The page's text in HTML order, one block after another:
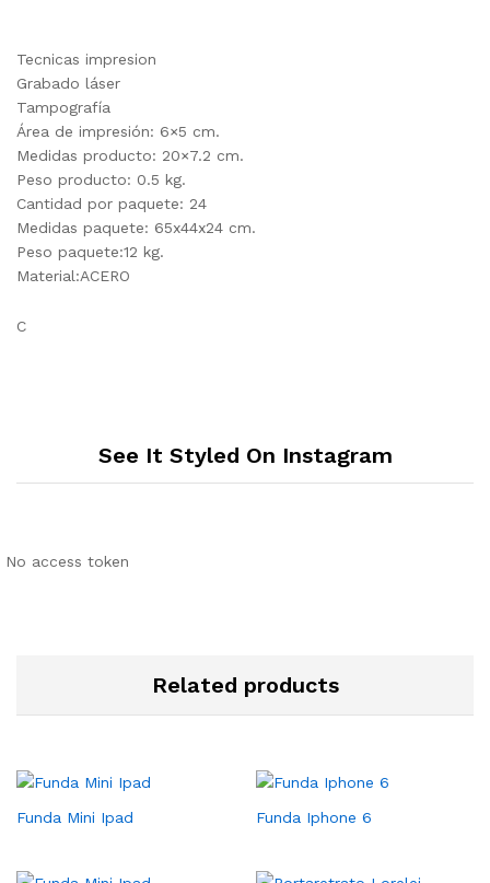
Tecnicas impresion
Grabado láser
Tampografía
Área de impresión: 6×5 cm.
Medidas producto: 20×7.2 cm.
Peso producto: 0.5 kg.
Cantidad por paquete: 24
Medidas paquete: 65x44x24 cm.
Peso paquete:12 kg.
Material:ACERO
C
See It Styled On Instagram
No access token
Related products
Funda Mini Ipad Funda Iphone 6